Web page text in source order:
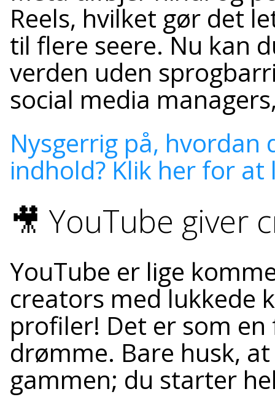
Reels, hvilket gør det
til flere seere. Nu kan
verden uden
social media
Nysgerrig på,
indhold? Klik her for
🎥 YouTube giver
YouTube er lige
creators med lukkede
profiler! Det er som
drømme. Bare husk,
gammen; du starter